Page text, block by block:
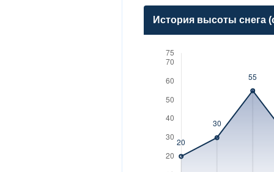
История высоты снега